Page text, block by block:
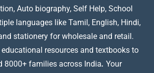
Auto biography, Self Help, School
languages like Tamil, English, Hindi,
stationery for wholesale and retail.
resources and textbooks to
8000+ families across India. Your